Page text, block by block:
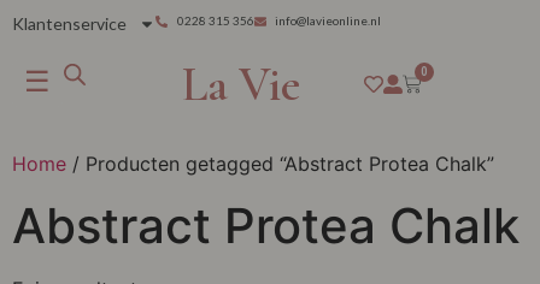
Klantenservice 0228 315 356 info@lavieonline.nl
☰ La Vie 0
Home / Producten getagged “Abstract Protea Chalk”
Abstract Protea Chalk